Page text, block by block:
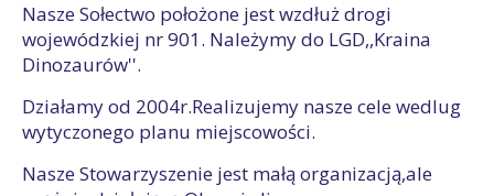
Nasze Sołectwo położone jest wzdłuż drogi
wojewódzkiej nr 901. Należymy do LGD,,Kraina
Dinozaurów''.
Działamy od 2004r.Realizujemy nasze cele wedlug
wytyczonego planu miejscowości.
Nasze Stowarzyszenie jest małą organizacją,ale